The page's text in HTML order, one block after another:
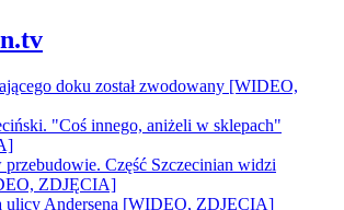
doku został zwodowany [WIDEO,
"Coś innego, aniżeli w sklepach"
przebudowie. Część Szczecinian widzi
ZDJĘCIA]
ulicy Andersena [WIDEO, ZDJĘCIA]